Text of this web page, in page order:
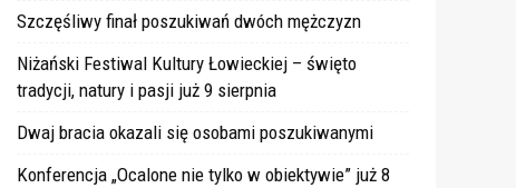
Szczęśliwy finał poszukiwań dwóch mężczyzn
Niżański Festiwal Kultury Łowieckiej – święto
tradycji, natury i pasji już 9 sierpnia
Dwaj bracia okazali się osobami poszukiwanymi
Konferencja „Ocalone nie tylko w obiektywie” już 8